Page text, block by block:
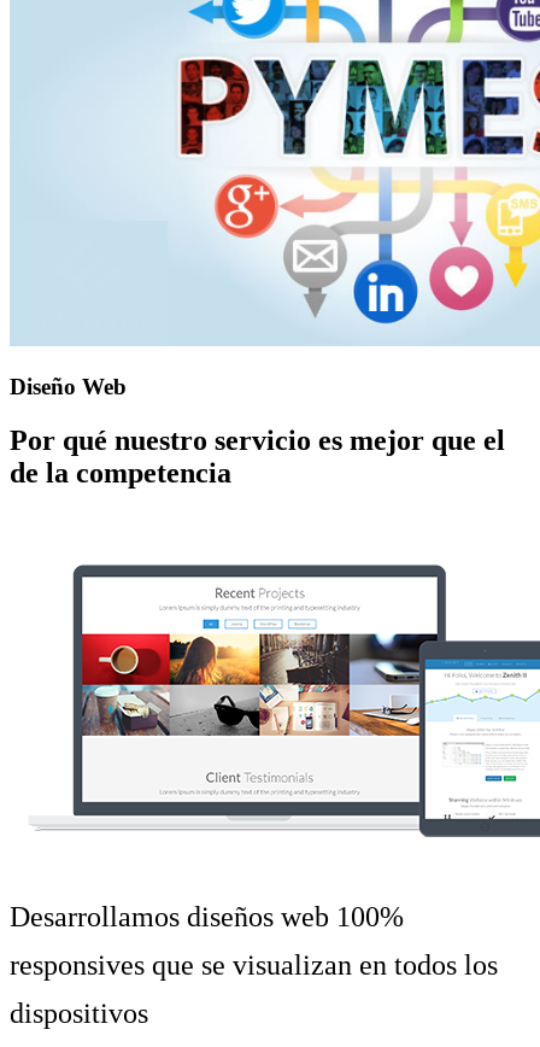
Diseño Web
Por qué nuestro servicio es mejor que el
de la competencia
Desarrollamos diseños web 100%
responsives que se visualizan en todos los
dispositivos